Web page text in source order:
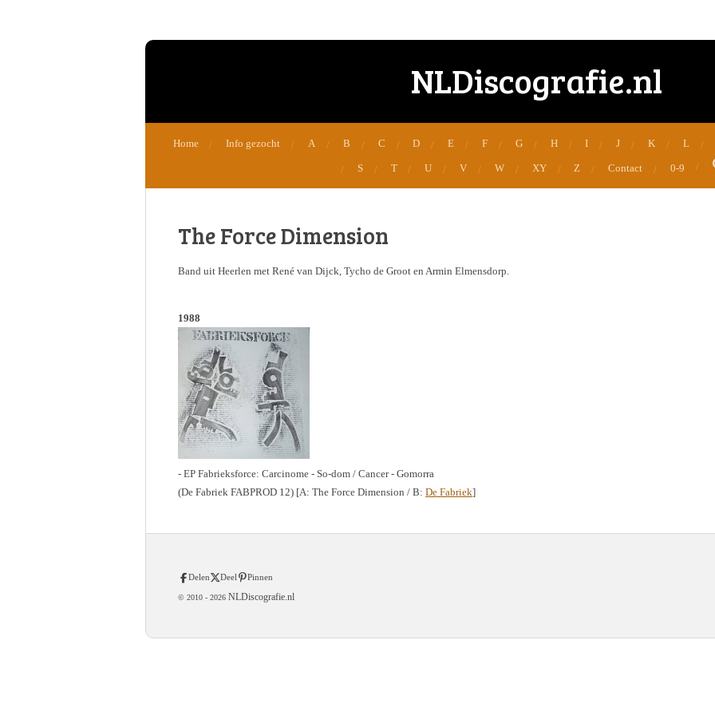
NLDiscografie.nl
Home Info gezocht A B C D E F G H I J K L
S T U V W XY Z Contact 0-9
The Force Dimension
Band uit Heerlen met René van Dijck, Tycho de Groot en Armin Elmensdorp.
1988
- EP Fabrieksforce: Carcinome - So-dom / Cancer - Gomorra
(De Fabriek FABPROD 12) [A: The Force Dimension / B: De Fabriek]
Delen Deel Pinnen
© 2010 - 2026 NLDiscografie.nl